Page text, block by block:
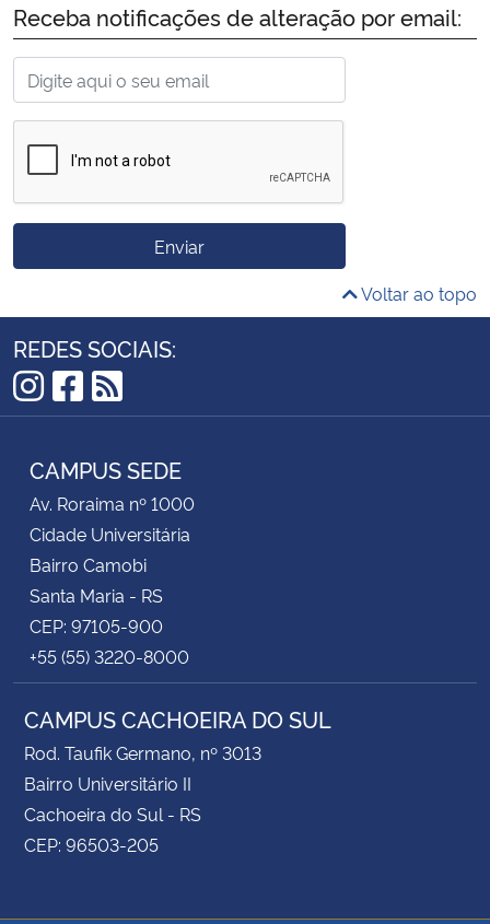
expor e/ou comercializar seus produtos nos
eventos, atividades e campanhas promovidos e/ou
apoiados pela Subdivisão de Assistência à Saúde e
Qualidade de Vida do Campus da UFSM/CS,
conforme as condições estabelecidas neste edital.
Receba notificações de alteração por email:
Enviar
Voltar ao topo
REDES SOCIAIS:
Instagram
Facebook
RSS
CAMPUS SEDE
Av. Roraima nº 1000
Cidade Universitária
Bairro Camobi
Santa Maria - RS
CEP: 97105-900
+55 (55) 3220-8000
CAMPUS CACHOEIRA DO SUL
Rod. Taufik Germano, nº 3013
Bairro Universitário II
Cachoeira do Sul - RS
CEP: 96503-205